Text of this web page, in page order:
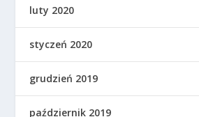
luty 2020
styczeń 2020
grudzień 2019
październik 2019